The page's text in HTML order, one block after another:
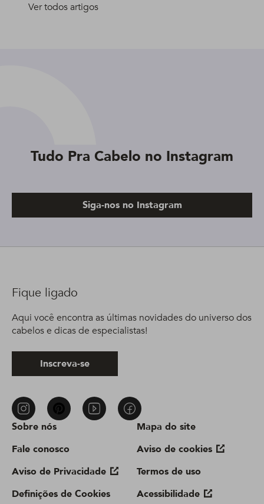
Ver todos artigos
Tudo Pra Cabelo no Instagram
Siga-nos no Instagram
Sobre nós
Fale conosco
Aviso de Privacidade
Definições de Cookies
Mapa do site
Aviso de cookies
Termos de uso
Acessibilidade
Fique ligado
Aqui você encontra as últimas novidades do universo dos
cabelos e dicas de especialistas!
Inscreva-se